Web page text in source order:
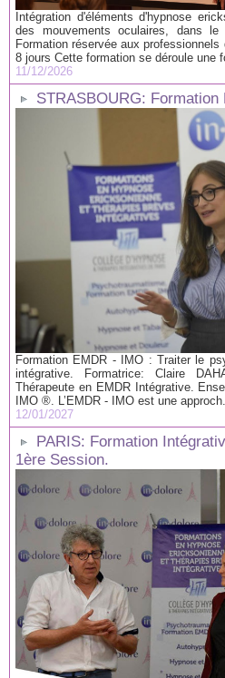
Intégration d'éléments d'hypnose
des mouvements oculaires, dans le
Formation réservée aux
8 jours Cette formation se déroule une
11/12/2026
STRASBOURG:
Formation EMDR - IMO : Traiter le
intégrative. Formatrice: Claire
Thérapeute en EMDR Intégrative.
IMO ®. L’EMDR - IMO est une
12/01/2027
PARIS: Formation
1ère Session.